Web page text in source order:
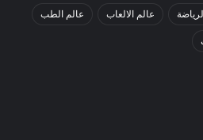
عالم الالعاب عالم الطب